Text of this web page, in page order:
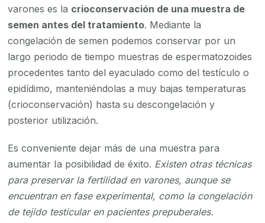
varones es la crioconservación de una muestra de
semen antes del tratamiento. Mediante la
congelación de semen podemos conservar por un
largo periodo de tiempo muestras de espermatozoides
procedentes tanto del eyaculado como del testículo o
epidídimo, manteniéndolas a muy bajas temperaturas
(crioconservación) hasta su descongelación y
posterior utilización.
Es conveniente dejar más de una muestra para
aumentar Ia posibilidad de éxito. Existen otras técnicas
para preservar la fertilidad en varones, aunque se
encuentran en fase experimental, como la congelación
de tejido testicular en pacientes prepuberales.